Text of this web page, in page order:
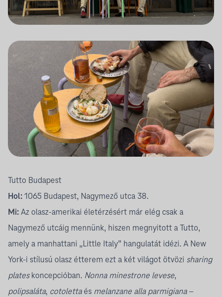
Tutto Budapest
Hol: 1065 Budapest, Nagymező utca 38.
Mi: Az olasz-amerikai életérzésért már elég csak a
Nagymező utcáig mennünk, hiszen megnyitott a Tutto,
amely a manhattani „Little Italy” hangulatát idézi. A New
York-i stílusú olasz étterem ezt a két világot ötvözi sharing
plateskoncepcióban. Nonna minestrone levese,
polipsaláta, cotolettaés melanzane alla parmigiana–